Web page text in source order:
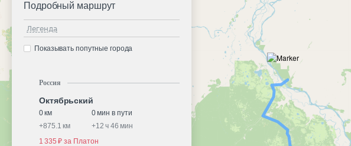
Подробный маршрут
Легенда
Показывать попутные города
Россия
Октябрьский
0 км
0 мин в пути
+875.1 км +12 ч 46 мин
1 335 ₽ за Платон